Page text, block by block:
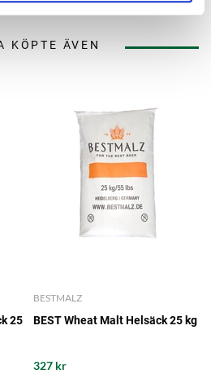
KÖPTE ÄVEN
25
BESTMALZ
BEST Wheat Malt Helsäck 25 kg
327 kr